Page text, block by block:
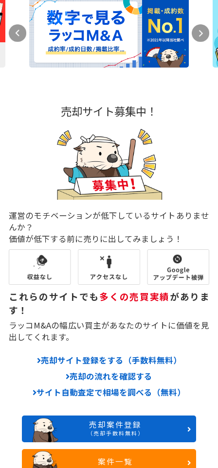
売却サイト募集中！
運営のモチベーションが低下しているサイトありませ
んか？
価値が低下する前に売りに出してみましょう！
これらのサイトでも多くの売買実績がありま
す！
ラッコM&Aの幅広い買主があなたのサイトに価値を見
出してくれます。
売却サイト登録をする（手数料無料）
売却の流れを確認する
サイト自動査定で相場を調べる（無料）
売却案件登録
（売却手数料無料）
案件一覧